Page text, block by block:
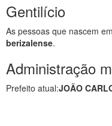
Gentilício
As pessoas que nascem
berizalense.
Administração
Prefeito atual:JOÃO